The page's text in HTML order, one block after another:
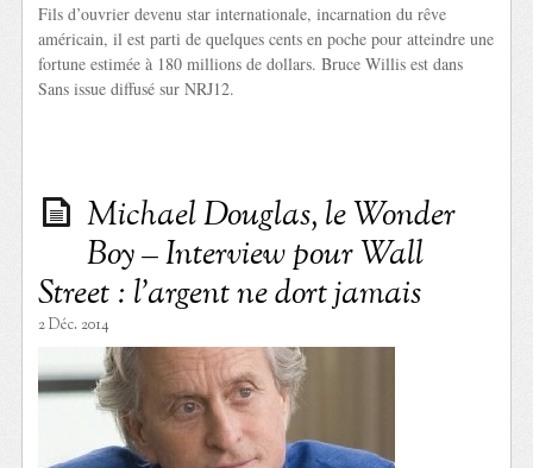
Fils d’ouvrier devenu star internationale, incarnation du rêve
américain, il est parti de quelques cents en poche pour atteindre une
fortune estimée à 180 millions de dollars. Bruce Willis est dans
Sans issue diffusé sur NRJ12.
Michael Douglas, le Wonder
Boy – Interview pour Wall
Street : l’argent ne dort jamais
2 Déc. 2014